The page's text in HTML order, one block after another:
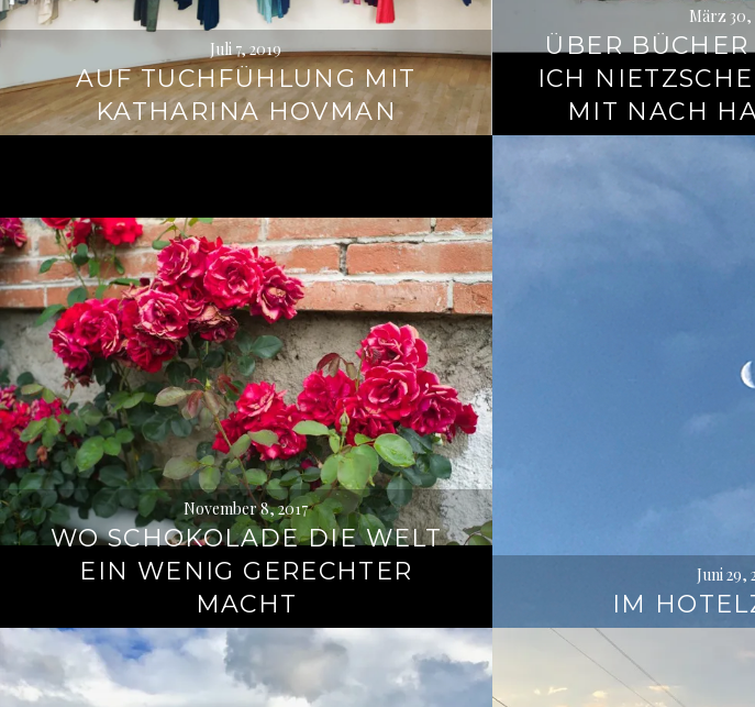
Juli 7, 2019
AUF TUCHFÜHLUNG MIT
KATHARINA HOVMAN
März 30,
ÜBER
ICH
MIT NACH
November 8, 2017
WO SCHOKOLADE DIE WELT
EIN WENIG GERECHTER
MACHT
Juni 29,
IM